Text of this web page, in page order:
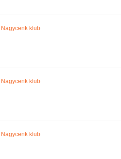
Nagycenk klub
Nagycenk klub
Nagycenk klub